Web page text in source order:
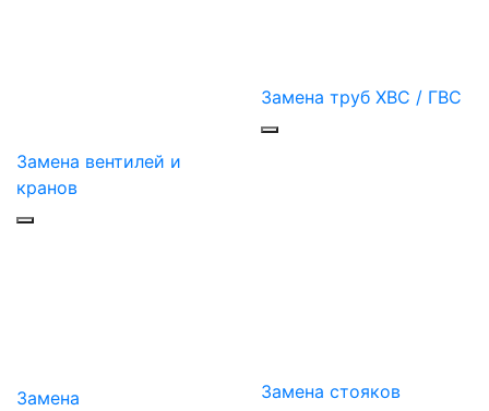
Замена вентилей и
кранов
Замена труб ХВС / ГВС
Замена
Замена стояков